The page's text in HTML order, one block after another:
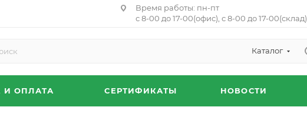
Время работы: пн-пт
с 8-00 до 17-00(офис), с 8-00 до 17-00(склад)
Каталог
И ОПЛАТА СЕРТИФИКАТЫ НОВОСТИ